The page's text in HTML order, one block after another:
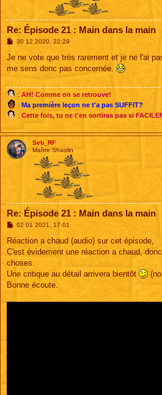
Re: Épisode 21 : Main dans la main
M
s
a
30 12 2020, 22:29
Je ne vote que très rarement et je ne l'ai
me sens donc pas concernée.
: AH! Comme on se retrouve!
: Ma première leçon ne t'a pas SUFFIT?
: Cette fois, tu ne t'en sortiras pas si
Seb_RF
Maître Shaolin
Re: Épisode 21 : Main dans la main
M
s
a
g
02 01 2021, 17:01
Réaction a chaud (audio) sur cet épisode,
C'est évidement une réaction a chaud,
choses.
Une critique au détail arrivera bientôt
Bonne écoute.